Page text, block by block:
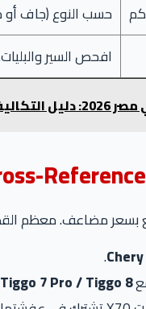
حسب النوع (جاف أو
افحص السير
والأخير)
بسعر مضاعف. معظم
.
7 Pro / Tiggo 8